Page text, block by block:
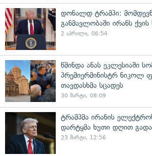
დონალდ ტრამპი:
განმავლობაში ირანს ქვის
2 აპრილი, 06:54
წმინდა ანას ეკლესიაში
პრემიერმინისტრ ნიკოლ
თავდასხმა სცადეს
30 მარტი, 08:09
ტრამპმა ირანის
დარტყმა ხუთი დღით
23 მარტი, 12:56